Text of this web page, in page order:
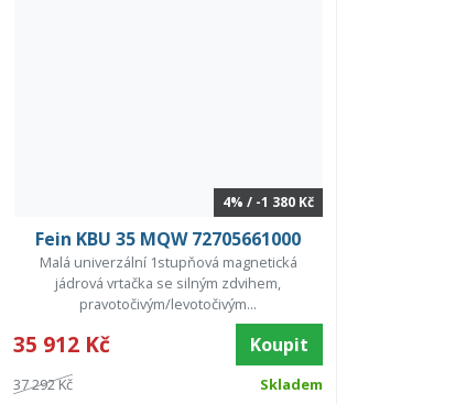
4% / -1 380 Kč
Fein KBU 35 MQW 72705661000
Malá univerzální 1stupňová magnetická
jádrová vrtačka se silným zdvihem,
pravotočivým/levotočivým...
35 912 Kč Koupit
37 292 Kč Skladem